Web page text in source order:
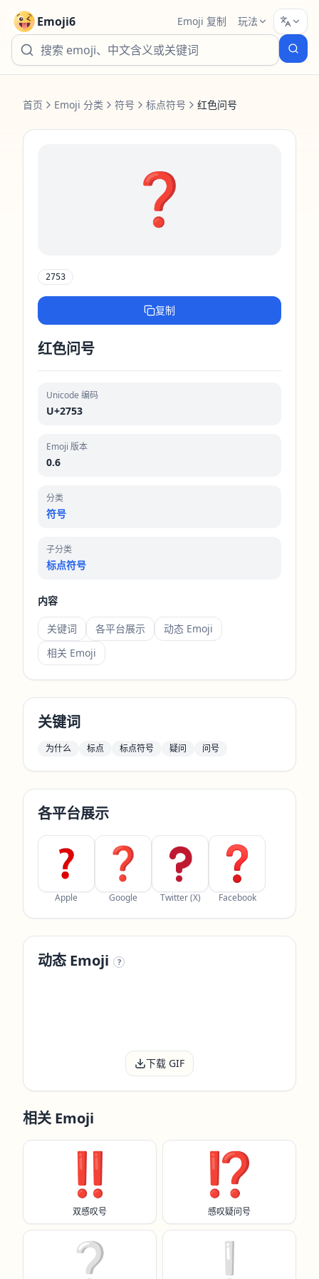
Emoji6 Emoji 复制 玩法
首页 Emoji 分类 符号 标点符号 红色问号
❓️
2753
复制
红色问号
Unicode 编码
U+2753
Emoji 版本
0.6
分类
符号
子分类
标点符号
内容
关键词 各平台展示
动态 Emoji
相关 Emoji
关键词
为什么 标点 标点符号 疑问 问号
各平台展示
Apple Google Twitter (X) Facebook
动态 Emoji ?
下载 GIF
相关 Emoji
‼️
双感叹号
⁉️
感叹疑问号
❔️ ❕️